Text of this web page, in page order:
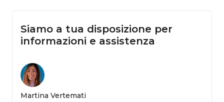
Siamo a tua disposizione per
informazioni e assistenza
Martina Vertemati